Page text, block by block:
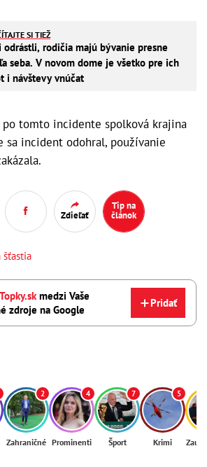
SI TIEŽ
odrástli, rodičia majú bývanie presne
seba. V novom dome je všetko pre ich
i návštevy vnúčat
po tomto incidente spolková krajina
sa incident odohral, ​​používanie
Zdieľať
Tip na
článok
šťastia
medzi Vaše
zdroje na Google
Pridať
2
Zahraničné
4
Prominenti
7
Šport
5
Krimi